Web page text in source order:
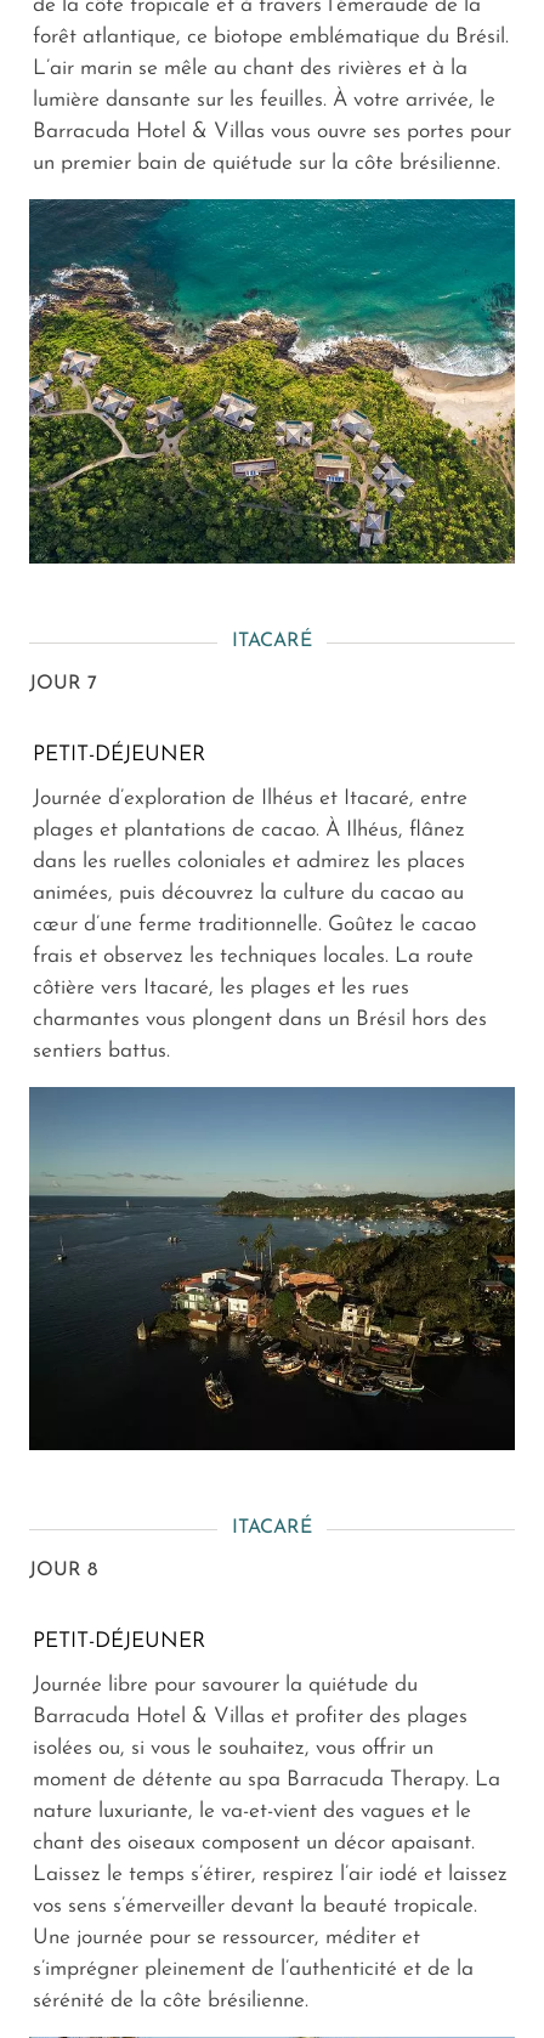
de la côte tropicale et à travers l’émeraude de la
forêt atlantique, ce biotope emblématique du Brésil.
L’air marin se mêle au chant des rivières et à la
lumière dansante sur les feuilles. À votre arrivée, le
Barracuda Hotel & Villas vous ouvre ses portes pour
un premier bain de quiétude sur la côte brésilienne.
ITACARÉ
JOUR 7
PETIT-DÉJEUNER
Journée d’exploration de Ilhéus et Itacaré, entre
plages et plantations de cacao. À Ilhéus, flânez
dans les ruelles coloniales et admirez les places
animées, puis découvrez la culture du cacao au
cœur d’une ferme traditionnelle. Goûtez le cacao
frais et observez les techniques locales. La route
côtière vers Itacaré, les plages et les rues
charmantes vous plongent dans un Brésil hors des
sentiers battus.
ITACARÉ
JOUR 8
PETIT-DÉJEUNER
Journée libre pour savourer la quiétude du
Barracuda Hotel & Villas et profiter des plages
isolées ou, si vous le souhaitez, vous offrir un
moment de détente au spa Barracuda Therapy. La
nature luxuriante, le va-et-vient des vagues et le
chant des oiseaux composent un décor apaisant.
Laissez le temps s’étirer, respirez l’air iodé et laissez
vos sens s’émerveiller devant la beauté tropicale.
Une journée pour se ressourcer, méditer et
s’imprégner pleinement de l’authenticité et de la
sérénité de la côte brésilienne.